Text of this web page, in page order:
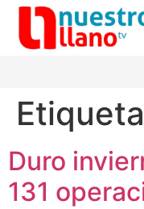
Duro
131